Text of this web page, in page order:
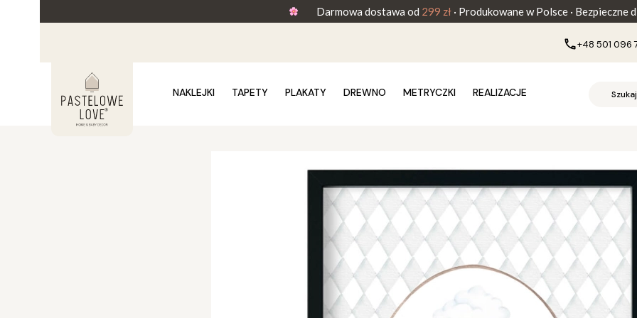
Darmowa dostawa od 299 zł· Produkowane w Polsce · Bezpieczne
+48 501 096
NAKLEJKI TAPETY PLAKATY DREWNO METRYCZKI REALIZACJE